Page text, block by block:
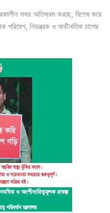
সময় অতিক্রম করছে, বিশেষ করে
পরিবেশ, নিয়ন্ত্রক ও অর্থনৈতিক চাপের